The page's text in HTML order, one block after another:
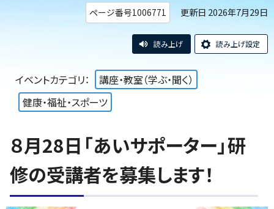
ページ番号1006771 更新日 2026年7月29日
読み上げ 読み上げ設定
イベントカテゴリ：
講座・教室（学ぶ・聞く）
健康・福祉・スポーツ
８月28日「あいサポーター」研
修の受講者を募集します！